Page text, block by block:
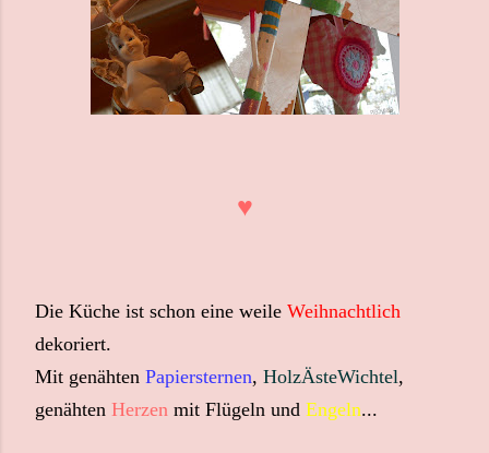
♥
Die Küche ist schon eine weile Weihnachtlich
dekoriert.
Mit genähten Papiersternen, HolzÄsteWichtel,
genähten Herzen mit Flügeln und Engeln...